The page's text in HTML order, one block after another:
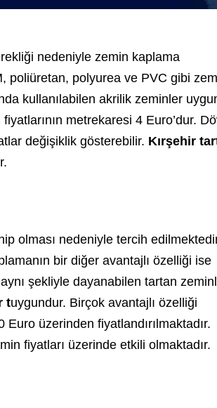
nedeniyle zemin kaplama
poliüretan, polyurea ve PVC gibi
kullanılabilen akrilik zeminler
metrekaresi 4 Euro’dur.
değişiklik gösterebilir. Kırşehir
olması nedeniyle tercih
bir diğer avantajlı özelliği ise
şekliyle dayanabilen tartan
tuygundur. Birçok avantajlı özelliği
üzerinden fiyatlandırılmaktadır.
fiyatları üzerinde etkili olmaktadır.